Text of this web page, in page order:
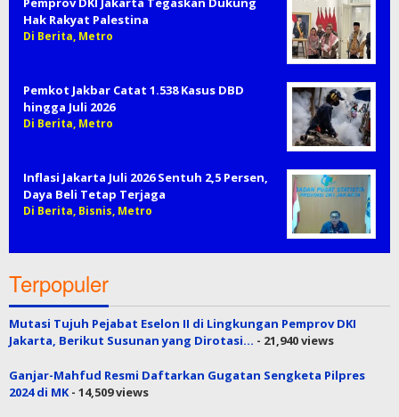
Hak Rakyat Palestina
Di Berita, Metro
Pemkot Jakbar Catat 1.538 Kasus DBD
hingga Juli 2026
Di Berita, Metro
Inflasi Jakarta Juli 2026 Sentuh 2,5 Persen,
Daya Beli Tetap Terjaga
Di Berita, Bisnis, Metro
Terpopuler
Mutasi Tujuh Pejabat Eselon II di Lingkungan Pemprov DKI
Jakarta, Berikut Susunan yang Dirotasi… - 21,940 views
Ganjar-Mahfud Resmi Daftarkan Gugatan Sengketa Pilpres
2024 di MK- 14,509 views